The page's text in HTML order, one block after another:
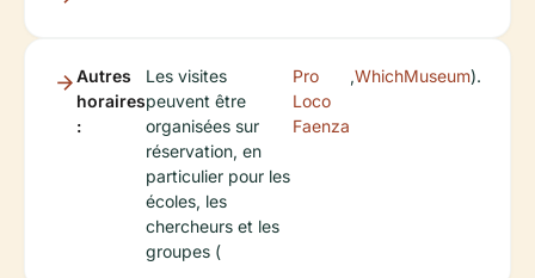
Autres
horaires
:
Les visites
peuvent être
organisées sur
réservation, en
particulier pour les
écoles, les
chercheurs et les
groupes (
Pro
Loco
Faenza
,WhichMuseum).